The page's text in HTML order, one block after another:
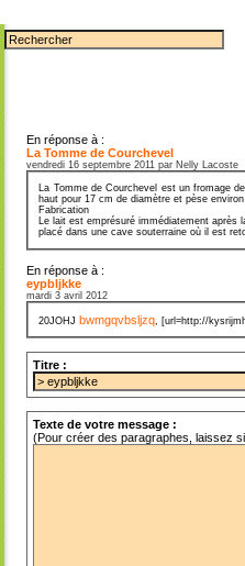
En réponse à :
La Tomme de Courchevel
vendredi 16 septembre 2011 par Nelly Lacoste
La Tomme de Courchevel est un fromage
haut pour 17 cm de diamètre et pèse
Fabrication
Le lait est emprésuré immédiatement
placé dans une cave souterraine où il est
En réponse à :
eypbljkke
mardi 3 avril 2012
20JOHJ bwmgqvbsljzq, [url=http://
Titre :
Texte de votre message :
(Pour créer des paragraphes, laissez